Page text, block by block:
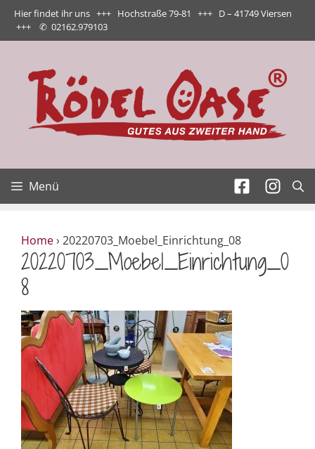
Zum
Inhalt
springen
Hier findet ihr uns +++ Hochstraße 79-81 +++ D – 41749 Viersen
+++ ✆ 02162.979103
Menü
Home› 20220703_Moebel_Einrichtung_08
20220703_Moebel_Einrichtung_0
8